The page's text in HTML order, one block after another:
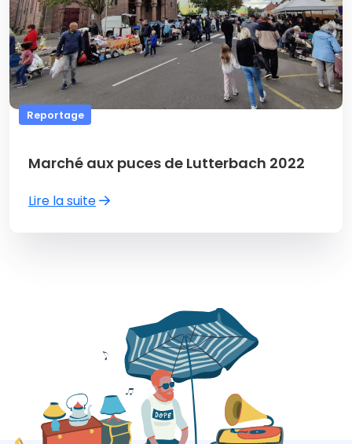
Reportage
Marché aux puces de Lutterbach 2022
Lire la suite